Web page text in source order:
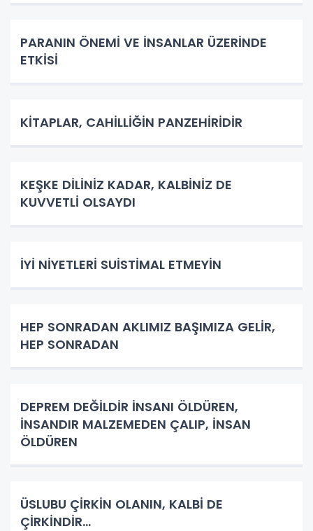
PARANIN ÖNEMİ VE İNSANLAR ÜZERİNDE
ETKİSİ
KİTAPLAR, CAHİLLİĞİN PANZEHİRİDİR
KEŞKE DİLİNİZ KADAR, KALBİNİZ DE
KUVVETLİ OLSAYDI
İYİ NİYETLERİ SUİSTİMAL ETMEYİN
HEP SONRADAN AKLIMIZ BAŞIMIZA GELİR,
HEP SONRADAN
DEPREM DEĞİLDİR İNSANI ÖLDÜREN,
İNSANDIR MALZEMEDEN ÇALIP, İNSAN
ÖLDÜREN
ÜSLUBU ÇİRKİN OLANIN, KALBİ DE
ÇİRKİNDİR…